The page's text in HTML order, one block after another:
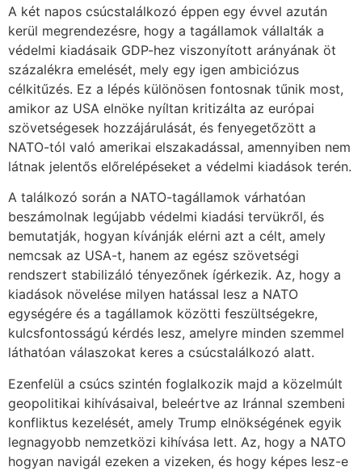
A két napos csúcstalálkozó éppen egy évvel azután
kerül megrendezésre, hogy a tagállamok vállalták a
védelmi kiadásaik GDP-hez viszonyított arányának öt
százalékra emelését, mely egy igen ambiciózus
célkitűzés. Ez a lépés különösen fontosnak tűnik most,
amikor az USA elnöke nyíltan kritizálta az európai
szövetségesek hozzájárulását, és fenyegetőzött a
NATO-tól való amerikai elszakadással, amennyiben nem
látnak jelentős előrelépéseket a védelmi kiadások terén.
A találkozó során a NATO-tagállamok várhatóan
beszámolnak legújabb védelmi kiadási tervükről, és
bemutatják, hogyan kívánják elérni azt a célt, amely
nemcsak az USA-t, hanem az egész szövetségi
rendszert stabilizáló tényezőnek ígérkezik. Az, hogy a
kiadások növelése milyen hatással lesz a NATO
egységére és a tagállamok közötti feszültségekre,
kulcsfontosságú kérdés lesz, amelyre minden szemmel
láthatóan válaszokat keres a csúcstalálkozó alatt.
Ezenfelül a csúcs szintén foglalkozik majd a közelmúlt
geopolitikai kihívásaival, beleértve az Iránnal szembeni
konfliktus kezelését, amely Trump elnökségének egyik
legnagyobb nemzetközi kihívása lett. Az, hogy a NATO
hogyan navigál ezeken a vizeken, és hogy képes lesz-e